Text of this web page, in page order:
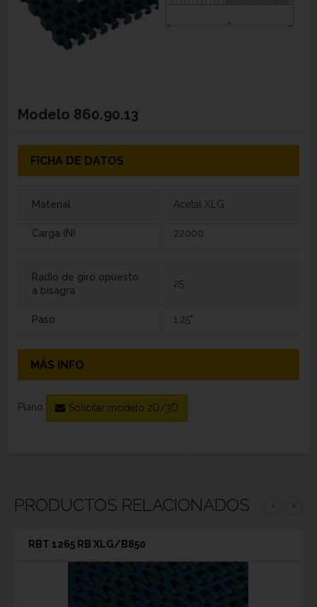
Modelo 860.90.13
FICHA DE DATOS
Material Acetal XLG
Carga (N) 22000
Radio de giro opuesto
a bisagra
25
Paso 1,25"
MÁS INFO
Plano Solicitar modelo 2D/3D
PRODUCTOS RELACIONADOS ‹ ›
RBT 1265 RB XLG/B850